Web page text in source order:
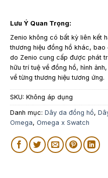
Lưu Ý Quan Trọng:
Zenio không có bất kỳ liên kết
thương hiệu đồng hồ khác, bao
do Zenio cung cấp được phát
hữu trí tuệ về đồng hồ, hình
về từng thương hiệu tương ứng.
SKU: Không áp dụng
Danh mục: Dây da đồng hồ,
Omega, Omega x Swatch